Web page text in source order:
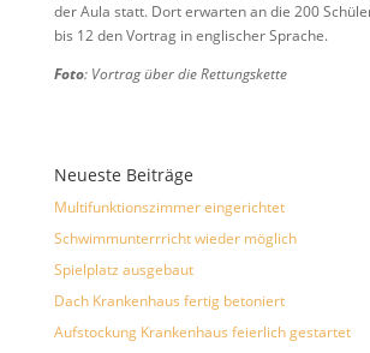
der Aula statt. Dort erwarten an die 200
bis 12 den Vortrag in englischer Sprache.
Foto: Vortrag über die Rettungskette
Neueste Beiträge
Multifunktionszimmer eingerichtet
Schwimmunterrricht wieder möglich
Spielplatz ausgebaut
Dach Krankenhaus fertig betoniert
Aufstockung Krankenhaus feierlich gestartet